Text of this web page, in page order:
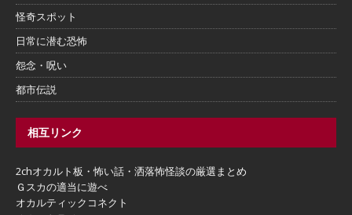
怪奇スポット
日常に潜む恐怖
怨念・呪い
都市伝説
相互リンク
2chオカルト板・怖い話・洒落怖怪談の厳選まとめ
Ｇスカの適当に遊べ
オカルティックコネクト